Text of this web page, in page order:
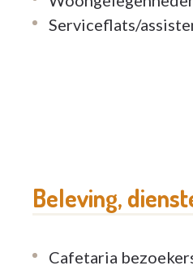
De Notelaar ligt in
Serviceflats/
Beleving,
Cafetaria